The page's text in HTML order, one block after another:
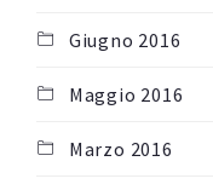
Giugno 2016
Maggio 2016
Marzo 2016